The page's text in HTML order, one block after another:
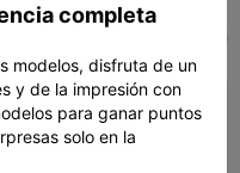
paredes, 15% de
 1 plates  11.82g
completa
modelos, disfruta de un
y de la impresión con
para ganar puntos
solo en la